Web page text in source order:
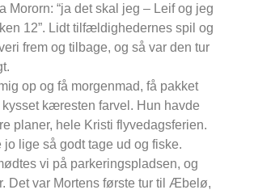
Mororn: “ja det skal jeg – Leif og jeg
12”. Lidt tilfældighedernes spil og
frem og tilbage, og så var den tur
op og få morgenmad, få pakket
kysset kæresten farvel. Hun havde
planer, hele Kristi flyvedagsferien.
jo lige så godt tage ud og fiske.
vi på parkeringspladsen, og
Det var Mortens første tur til Æbelø,